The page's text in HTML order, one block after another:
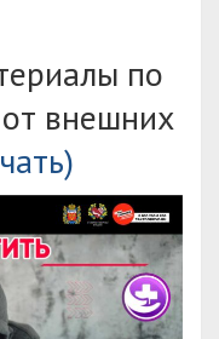
по
внешних